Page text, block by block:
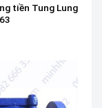
tiền Tung Lung